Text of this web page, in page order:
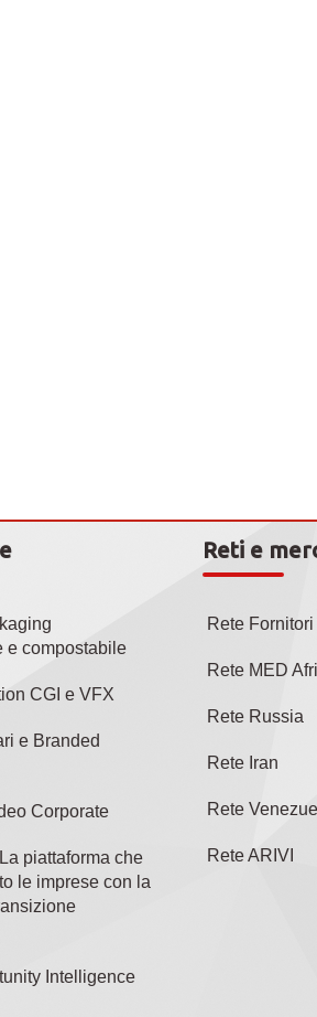
e compostabile
CGI e VFX
e Branded
Corporate
piattaforma che
le imprese con la
Intelligence
Reti e
Rete Fornitori
Rete MED
Rete Russia
Rete Iran
Rete
Rete ARIVI